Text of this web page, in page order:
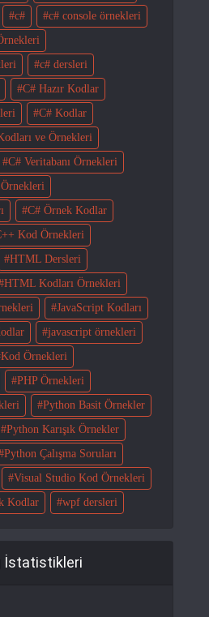
c#
c# console örnekleri
c# dersleri
C# Hazır Kodlar
C# Kodlar
ve Örnekleri
C# Veritabanı Örnekleri
C# Örnek Kodlar
Kod Örnekleri
HTML Dersleri
HTML Kodları Örnekleri
JavaScript Kodları
javascript örnekleri
Kod Örnekleri
PHP Örnekleri
Python Basit Örnekler
Python Karışık Örnekler
Python Çalışma Soruları
Visual Studio Kod Örnekleri
Kodlar
wpf dersleri
İstatistikleri